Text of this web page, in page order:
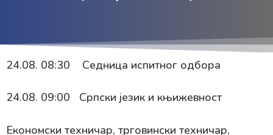
24.08. 08:30 Седница испитног одбора
24.08. 09:00 Српски језик и књижевност
Економски техничар, трговински техничар,